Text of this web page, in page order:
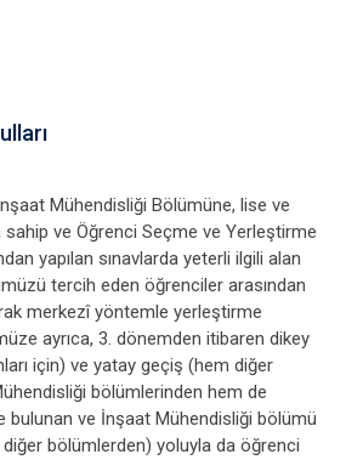
Mühendisliği Bölümüne, lise ve
sahip ve Öğrenci Seçme ve Yerleştirme
yapılan sınavlarda yeterli ilgili alan
tercih eden öğrenciler arasından
merkezî yöntemle yerleştirme
ayrıca, 3. dönemden itibaren dikey
için) ve yatay geçiş (hem diğer
bölümlerinden hem de
bulunan ve İnşaat Mühendisliği bölümü
bölümlerden) yoluyla da öğrenci